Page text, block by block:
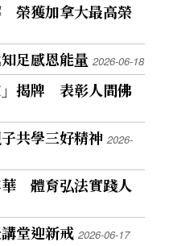
榮獲加拿大最高榮
足感恩能量2026-06-18
」揭牌 表彰人間佛
共學三好精神2026-
華 體育弘法實踐人
堂迎新戒2026-06-17